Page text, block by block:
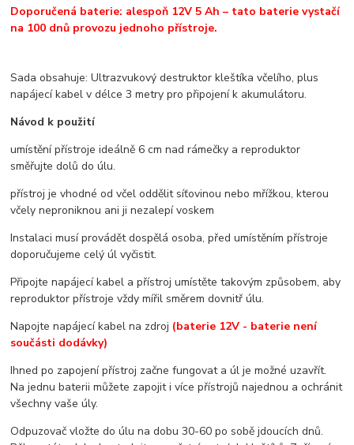
Doporučená baterie: alespoň 12V 5 Ah – tato baterie vystačí
na 100 dnů provozu jednoho přístroje.
Sada obsahuje: Ultrazvukový destruktor kleštíka včelího, plus
napájecí kabel v délce 3 metry pro připojení k akumulátoru.
Návod k použití
umístění přístroje ideálně 6 cm nad rámečky a reproduktor
směřujte dolů do úlu.
přístroj je vhodné od včel oddělit síťovinou nebo mřížkou, kterou
včely neproniknou ani ji nezalepí voskem
Instalaci musí provádět dospělá osoba, před umístěním přístroje
doporučujeme celý úl vyčistit.
Připojte napájecí kabel a přístroj umístěte takovým způsobem, aby
reproduktor přístroje vždy mířil směrem dovnitř úlu.
Napojte napájecí kabel na zdroj (baterie 12V - baterie není
součásti dodávky)
Ihned po zapojení přístroj začne fungovat a úl je možné uzavřít.
Na jednu baterii můžete zapojit i více přístrojů najednou a ochránit
všechny vaše úly.
Odpuzovač vložte do úlu na dobu 30-60 po sobě jdoucích dnů.